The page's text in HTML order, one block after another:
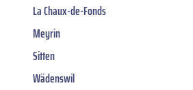
La Chaux-de-Fonds
Meyrin
Sitten
Wädenswil